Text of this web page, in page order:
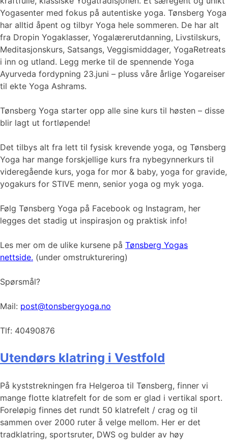
Yogasenter med fokus på autentiske yoga. Tønsberg Yoga
har alltid åpent og tilbyr Yoga hele sommeren. De har alt
fra Dropin Yogaklasser, Yogalærerutdanning, Livstilskurs,
Meditasjonskurs, Satsangs, Veggismiddager, YogaRetreats
i inn og utland. Legg merke til de spennende Yoga
Ayurveda fordypning 23.juni – pluss våre årlige Yogareiser
til ekte Yoga Ashrams.
Tønsberg Yoga starter opp alle sine kurs til høsten – disse
blir lagt ut fortløpende!
Det tilbys alt fra lett til fysisk krevende yoga, og Tønsberg
Yoga har mange forskjellige kurs fra nybegynnerkurs til
videregående kurs, yoga for mor & baby, yoga for gravide,
yogakurs for STIVE menn, senior yoga og myk yoga.
Følg Tønsberg Yoga på Facebook og Instagram, her
legges det stadig ut inspirasjon og praktisk info!
Les mer om de ulike kursene på Tønsberg Yogas
nettside. (under omstrukturering)
Spørsmål?
Mail: post@tonsbergyoga.no
Tlf: 40490876
Utendørs klatring i Vestfold
På kyststrekningen fra Helgeroa til Tønsberg, finner vi
mange flotte klatrefelt for de som er glad i vertikal sport.
Foreløpig finnes det rundt 50 klatrefelt / crag og til
sammen over 2000 ruter å velge mellom. Her er det
tradklatring, sportsruter, DWS og bulder av høy